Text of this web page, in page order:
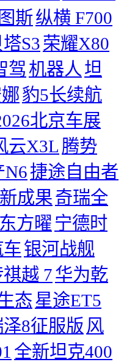
斯纵横 F700
S3荣耀X80
驾 机器人 坦
豹5长续航
北京车展
云X3L 腾势
N6捷途自由者
成果奇瑞全
方曜 宁德时
银河战舰
越 7华为乾
态星途ET5
8征服版 风
全新坦克400